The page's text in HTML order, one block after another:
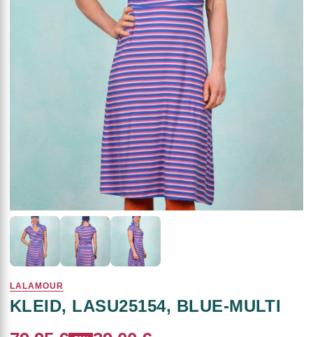
LALAMOUR
KLEID, LASU25154, BLUE-MULTI